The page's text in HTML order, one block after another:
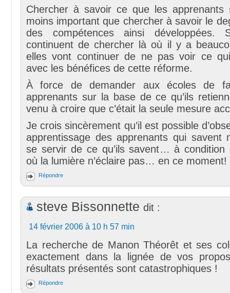
Chercher à savoir ce que les apprenants
moins important que chercher à savoir le
des compétences ainsi développées.
continuent de chercher là où il y a
elles vont continuer de ne pas voir ce
avec les bénéfices de cette réforme.
À force de demander aux écoles de
apprenants sur la base de ce qu’ils
venu à croire que c’était la seule mesure
Je crois sincèrement qu’il est possible
apprentissage des apprenants qui savent
se servir de ce qu’ils savent… à condition
où la lumière n’éclaire pas… en ce moment!
Répondre
steve Bissonnette dit :
14 février 2006 à 10 h 57 min
La recherche de Manon Théorêt et ses
exactement dans la lignée de vos
résultats présentés sont catastrophiques !
Répondre